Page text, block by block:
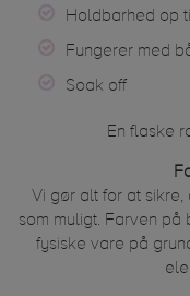
Holdbarhed op
Fungerer med
Soak off
En flaske
Vi gør alt for at
som muligt. Farven
fysiske vare på